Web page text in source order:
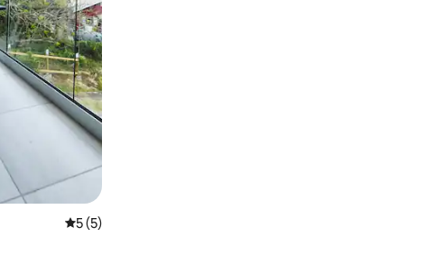
5 af 5 í meðaleinkunn, 5 umsagnir
5 (5)